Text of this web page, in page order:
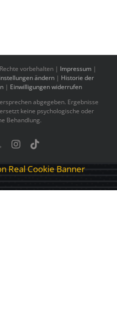
vorbehalten | Impressum |
ändern| Historie der
| Einwilligungen widerrufen
abgegeben. Ergebnisse
keine psychologische oder
Behandlung.
Benutzerdefiniert
Instagram
Tiktok
Real Cookie Banner